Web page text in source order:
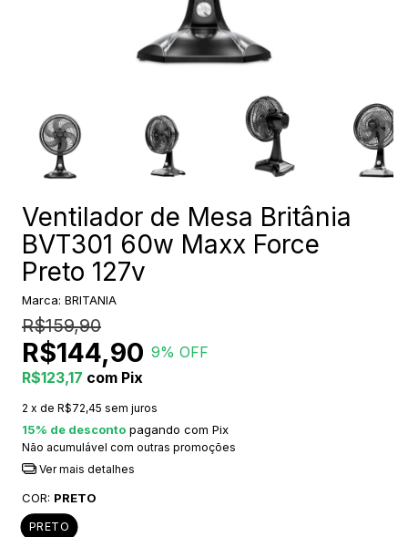
Ventilador de Mesa Britânia
BVT301 60w Maxx Force
Preto 127v
Marca: BRITANIA
R$159,90
R$144,90 9% OFF
R$123,17 com Pix
2 x de R$72,45 sem juros
15% de desconto pagando com Pix
Não acumulável com outras promoções
Ver mais detalhes
COR: PRETO
PRETO